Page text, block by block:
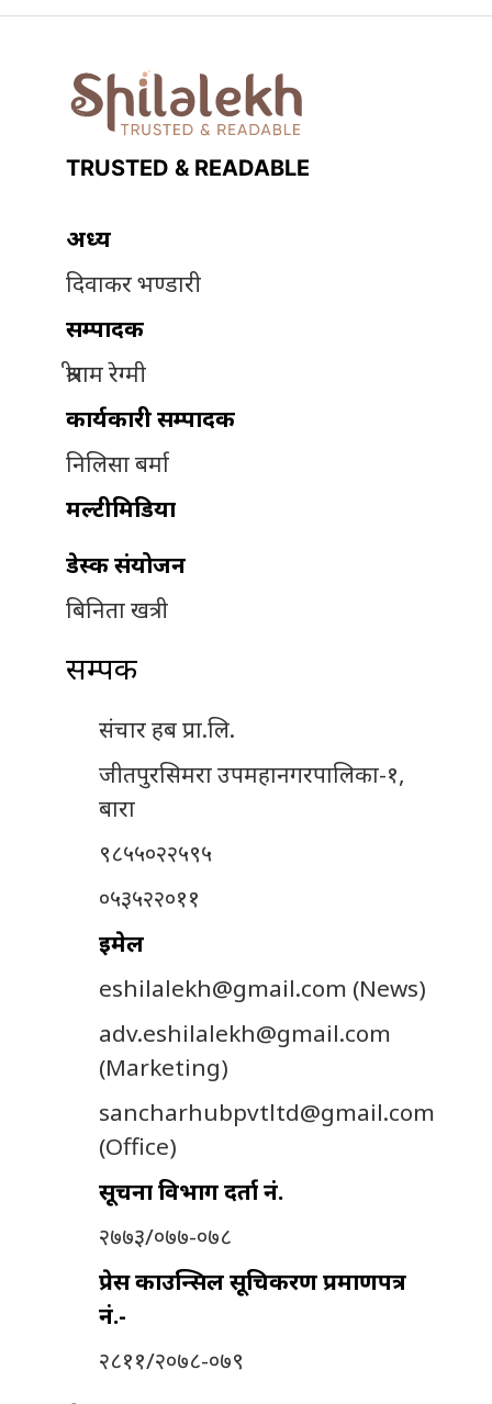
TRUSTED & READABLE
अध्यक्ष
दिवाकर भण्डारी
सम्पादक
श्रीराम रेग्मी
कार्यकारी सम्पादक
निलिसा बर्मा
मल्टीमिडिया
डेस्क संयोजन
बिनिता खत्री
सम्पर्क
संचार हब प्रा.लि.
जीतपुरसिमरा उपमहानगरपालिका-१,
बारा
९८५५०२२५९५
०५३५२२०११
इमेल
eshilalekh@gmail.com (News)
adv.eshilalekh@gmail.com
(Marketing)
sancharhubpvtltd@gmail.com
(Office)
सूचना विभाग दर्ता नं.
२७७३/०७७-०७८
प्रेस काउन्सिल सूचिकरण प्रमाणपत्र
नं.-
२८११/२०७८-०७९